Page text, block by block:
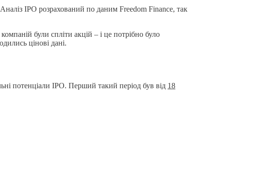
IPO розрахований по даним Freedom Finance, так
були спліти акцій – і це потрібно було
цінові дані.
потенціали IPO. Перший такий період був від 18